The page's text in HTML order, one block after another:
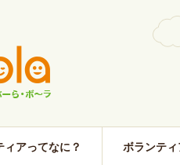
ィアってなに？ ボランテ